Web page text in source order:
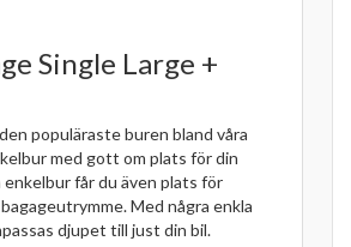
Single Large +
populäraste buren bland våra
med gott om plats för din
enkelbur får du även plats för
Med några enkla
djupet till just din bil.